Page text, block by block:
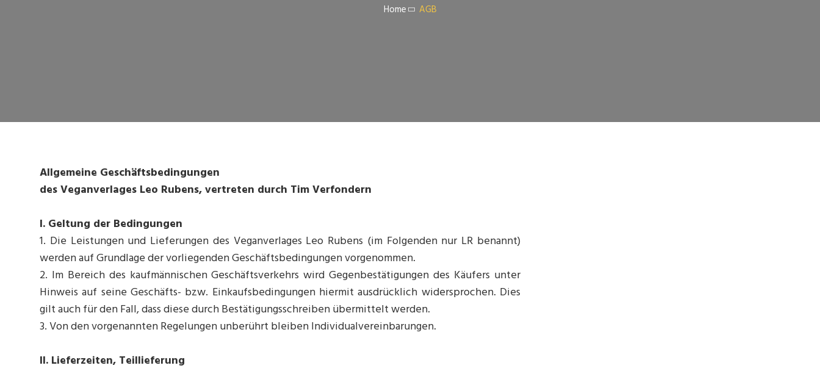
Home AGB
Allgemeine Geschäftsbedingungen
des Veganverlages Leo Rubens, vertreten durch Tim Verfondern
I. Geltung der Bedingungen
1. Die Leistungen und Lieferungen des Veganverlages Leo Rubens (im Folgenden nur LR benannt)
werden auf Grundlage der vorliegenden Geschäftsbedingungen vorgenommen.
2. Im Bereich des kaufmännischen Geschäftsverkehrs wird Gegenbestätigungen des Käufers unter
Hinweis auf seine Geschäfts- bzw. Einkaufsbedingungen hiermit ausdrücklich widersprochen. Dies
gilt auch für den Fall, dass diese durch Bestätigungsschreiben übermittelt werden.
3. Von den vorgenannten Regelungen unberührt bleiben Individualvereinbarungen.
II. Lieferzeiten, Teillieferung